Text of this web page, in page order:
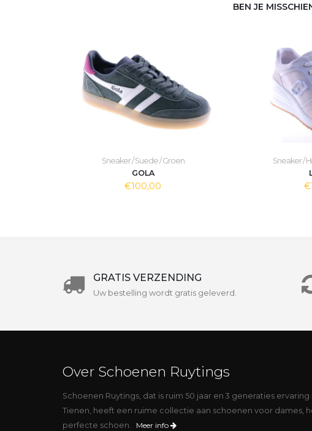
BEN JE
Sneaker / Suede / Groen
GOLA
€100,00
Sneaker /
GRATIS VERZENDING
Uw bestelling wordt gratis geleverd.
Over Schoenen Ruytings
Schoenen Ruytings, dat is ruim 50 jaar en 3 generaties
Tienen, heeft een ruime collectie aan schoenen voor dames,
perfecte schoen.
Meer info